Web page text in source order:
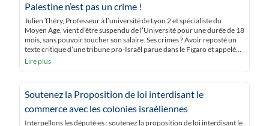
Palestine n’est pas un crime !
Julien Théry, Professeur à l’université de Lyon 2 et spécialiste du
Moyen Âge, vient d’être suspendu de l’Université pour une durée de 18
mois, sans pouvoir toucher son salaire. Ses crimes ? Avoir reposté un
texte critique d’une tribune pro-Israël parue dans le Figaro et appelé
au boycott des personnalités signataires ; avoir constamment dénoncé
Lire plus
Soutenez la Proposition de loi interdisant le
commerce avec les colonies israéliennes
Interpellons les député·es : soutenez la proposition de loi interdisant le